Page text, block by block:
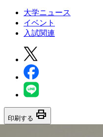
大学ニュース
イベント
入試関連
印刷する print